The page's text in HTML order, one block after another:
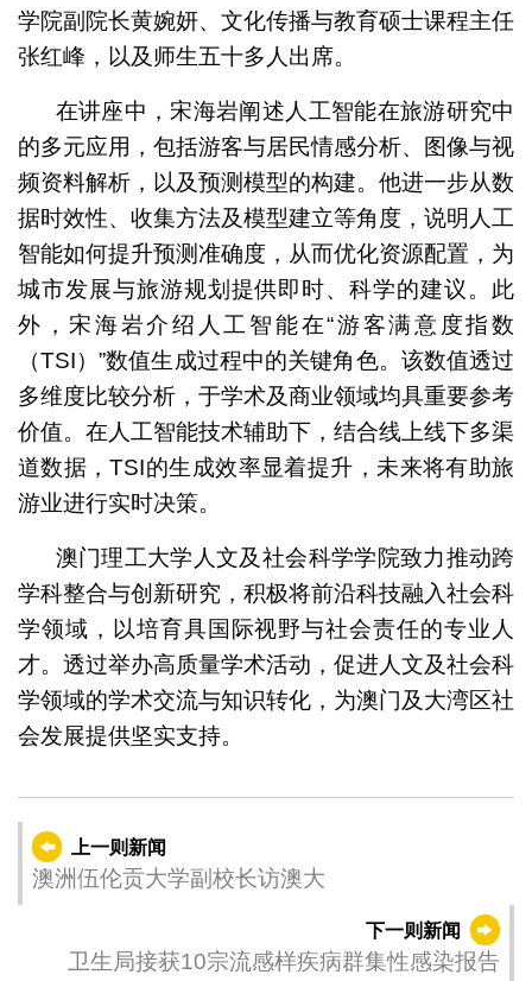
学院副院长黄婉妍、文化传播与教育硕士课程主任
张红峰，以及师生五十多人出席。
在讲座中，宋海岩阐述人工智能在旅游研究中
的多元应用，包括游客与居民情感分析、图像与视
频资料解析，以及预测模型的构建。他进一步从数
据时效性、收集方法及模型建立等角度，说明人工
智能如何提升预测准确度，从而优化资源配置，为
城市发展与旅游规划提供即时、科学的建议。此
外，宋海岩介绍人工智能在“游客满意度指数
（TSI）”数值生成过程中的关键角色。该数值透过
多维度比较分析，于学术及商业领域均具重要参考
价值。在人工智能技术辅助下，结合线上线下多渠
道数据，TSI的生成效率显着提升，未来将有助旅
游业进行实时决策。
澳门理工大学人文及社会科学学院致力推动跨
学科整合与创新研究，积极将前沿科技融入社会科
学领域，以培育具国际视野与社会责任的专业人
才。透过举办高质量学术活动，促进人文及社会科
学领域的学术交流与知识转化，为澳门及大湾区社
会发展提供坚实支持。
上一则新闻
澳洲伍伦贡大学副校长访澳大
下一则新闻
卫生局接获10宗流感样疾病群集性感染报告